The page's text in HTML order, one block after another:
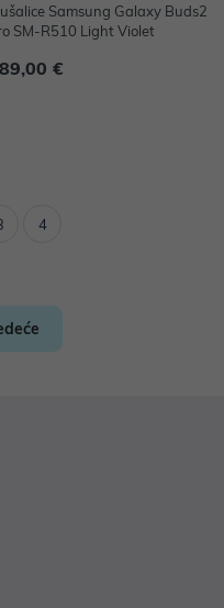
Samsung Galaxy Buds2
SM-R510 Light Violet
€
4